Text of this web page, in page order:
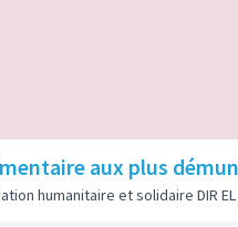
aux plus
humanitaire et solidaire DIR EL